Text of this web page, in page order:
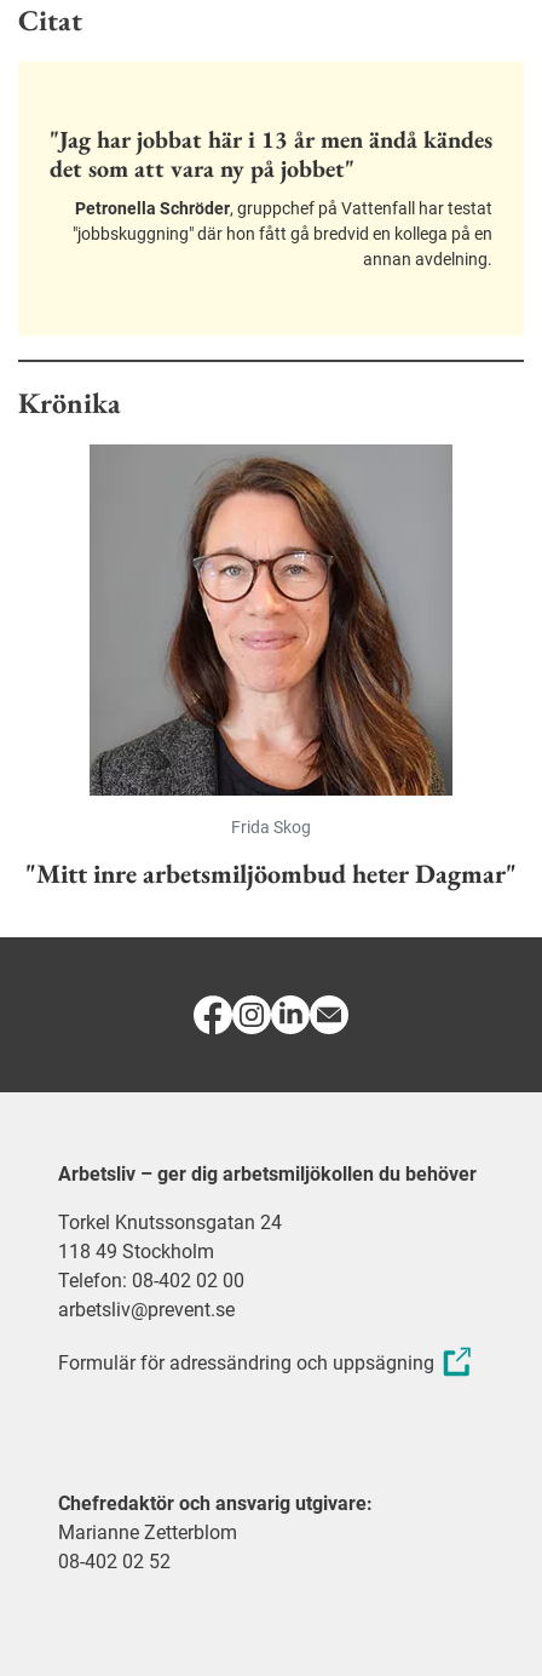
Citat
"Jag har jobbat här i 13 år men ändå kändes
det som att vara ny på jobbet"
Petronella Schröder, gruppchef på Vattenfall har testat
"jobbskuggning" där hon fått gå bredvid en kollega på en
annan avdelning.
Krönika
Frida Skog
"Mitt inre arbetsmiljöombud heter Dagmar"
Arbetsliv – ger dig arbetsmiljökollen du behöver
Torkel Knutssonsgatan 24
118 49 Stockholm
Telefon: 08-402 02 00
arbetsliv@prevent.se
Formulär för adressändring och uppsägning
Chefredaktör och ansvarig utgivare:
Marianne Zetterblom
08-402 02 52